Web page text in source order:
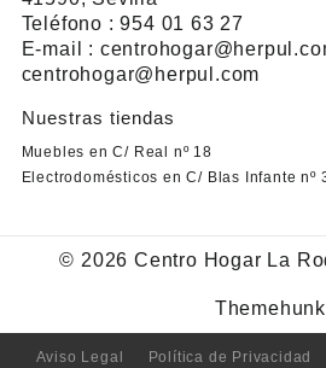
Teléfono : 954 01 63 27
E-mail :
centrohogar@herpul.com
Nuestras tiendas
Muebles en C/ Real nº 18
Electrodomésticos en C/ Blas Infante nº
© 2026Centro Hogar La
Themehunk
Aviso Legal Política de Privacidad